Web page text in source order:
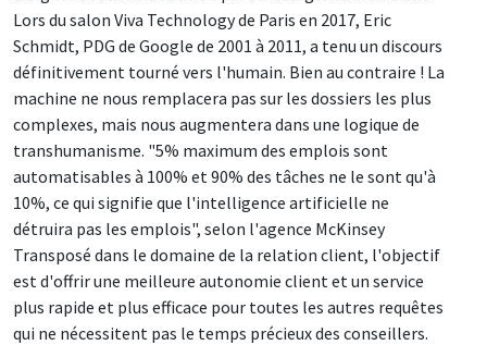
Lors du salon Viva Technology de Paris en 2017, Eric
Schmidt, PDG de Google de 2001 à 2011, a tenu un discours
définitivement tourné vers l'humain. Bien au contraire ! La
machine ne nous remplacera pas sur les dossiers les plus
complexes, mais nous augmentera dans une logique de
transhumanisme. "5% maximum des emplois sont
automatisables à 100% et 90% des tâches ne le sont qu'à
10%, ce qui signifie que l'intelligence artificielle ne
détruira pas les emplois", selon l'agence McKinsey
Transposé dans le domaine de la relation client, l'objectif
est d'offrir une meilleure autonomie client et un service
plus rapide et plus efficace pour toutes les autres requêtes
qui ne nécessitent pas le temps précieux des conseillers.